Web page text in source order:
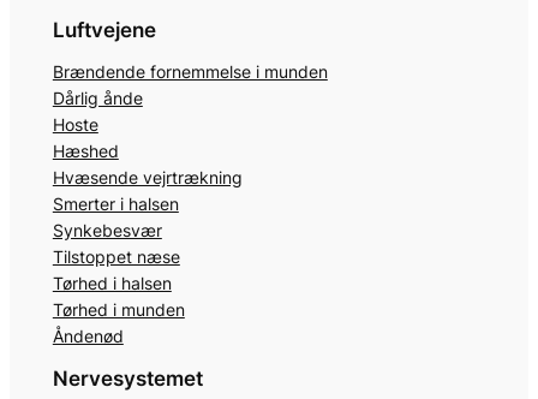
Luftvejene
Brændende fornemmelse i munden
Dårlig ånde
Hoste
Hæshed
Hvæsende vejrtrækning
Smerter i halsen
Synkebesvær
Tilstoppet næse
Tørhed i halsen
Tørhed i munden
Åndenød
Nervesystemet